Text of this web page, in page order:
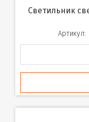
Светильник светодиодный промышленный
Артикул: